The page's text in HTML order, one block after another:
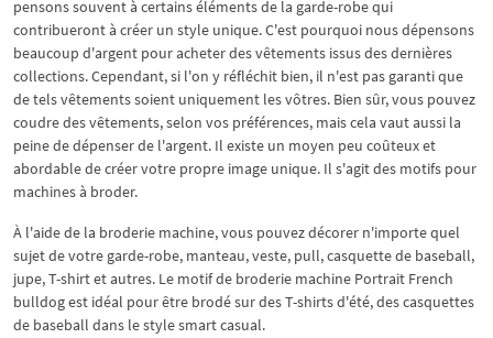
pensons souvent à certains éléments de la garde-robe qui
contribueront à créer un style unique. C'est pourquoi nous dépensons
beaucoup d'argent pour acheter des vêtements issus des dernières
collections. Cependant, si l'on y réfléchit bien, il n'est pas garanti que
de tels vêtements soient uniquement les vôtres. Bien sûr, vous pouvez
coudre des vêtements, selon vos préférences, mais cela vaut aussi la
peine de dépenser de l'argent. Il existe un moyen peu coûteux et
abordable de créer votre propre image unique. Il s'agit des motifs pour
machines à broder.
À l'aide de la broderie machine, vous pouvez décorer n'importe quel
sujet de votre garde-robe, manteau, veste, pull, casquette de baseball,
jupe, T-shirt et autres. Le motif de broderie machine Portrait French
bulldog est idéal pour être brodé sur des T-shirts d'été, des casquettes
de baseball dans le style smart casual.